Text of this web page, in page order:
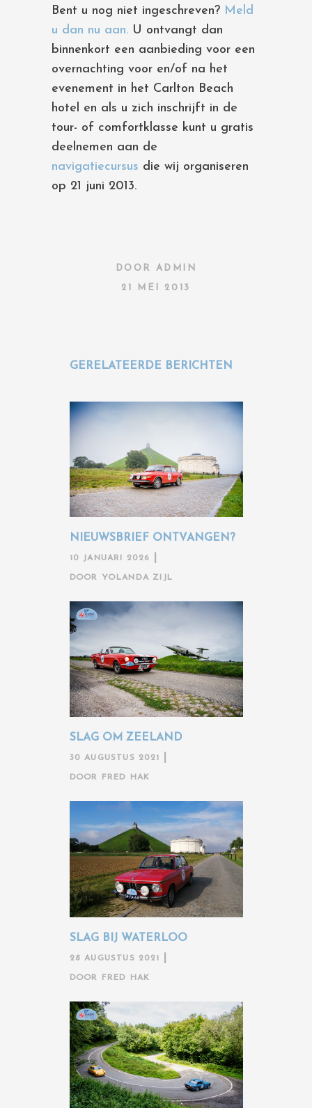
Bent u nog niet ingeschreven? Meld
u dan nu aan. U ontvangt dan
binnenkort een aanbieding voor een
overnachting voor en/of na het
evenement in het Carlton Beach
hotel en als u zich inschrijft in de
tour- of comfortklasse kunt u gratis
deelnemen aan de
navigatiecursus die wij organiseren
op 21 juni 2013.
DOOR ADMIN
21 MEI 2013
GERELATEERDE BERICHTEN
NIEUWSBRIEF ONTVANGEN?
10 JANUARI 2026
DOOR YOLANDA ZIJL
SLAG OM ZEELAND
30 AUGUSTUS 2021
DOOR FRED HAK
SLAG BIJ WATERLOO
28 AUGUSTUS 2021
DOOR FRED HAK